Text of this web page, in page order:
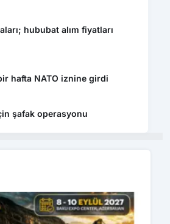
hububat alım fiyatları
hafta NATO iznine girdi
şafak operasyonu